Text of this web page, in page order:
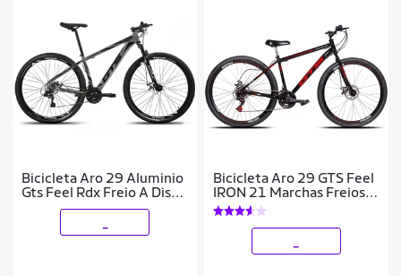
Bicicleta Aro 29 Aluminio
Gts Feel Rdx Freio A Disco
21 Marchas Shimano
Bicicleta Aro 29 GTS Feel
IRON 21 Marchas Freios A
Disco